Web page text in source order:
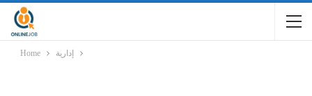
Home إدارية